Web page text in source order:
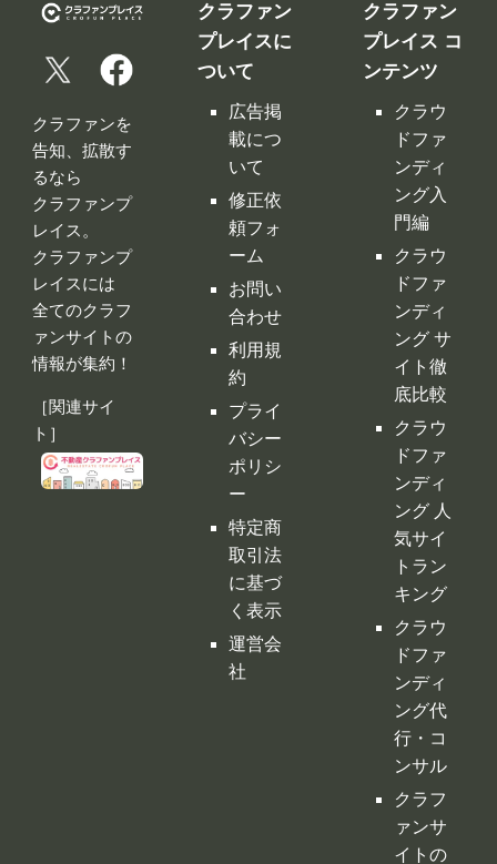
クラファンプ
クラファンプ
全てのクラフ
ァンサイトの
情報が集約！
［関連サイ
ト］
修正依
頼フォ
ーム
お問い
合わせ
利用規
約
プライ
バシー
ポリシ
ー
特定商
取引法
に基づ
く表示
運営会
社
ング入
門編
クラウ
ドファ
ンディ
ング サ
イト徹
底比較
クラウ
ドファ
ンディ
ング 人
気サイ
トラン
クラウ
ドファ
ンディ
ング代
行・コ
ンサル
クラフ
ァンサ
イトの
デメリ
ット
クラウ
ドファ
ンディ
ングの